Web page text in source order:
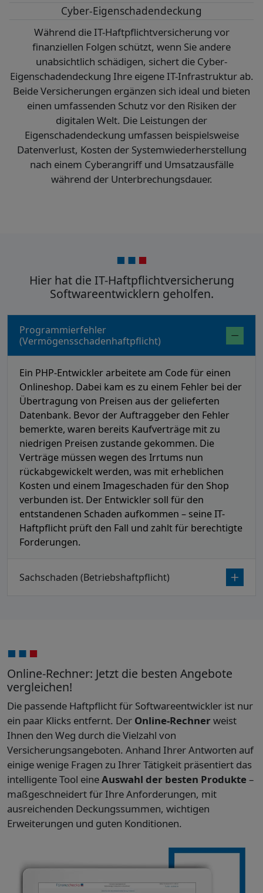
Cyber-Eigenschadendeckung
Während die IT-Haftpflichtversicherung vor
finanziellen Folgen schützt, wenn Sie andere
unabsichtlich schädigen, sichert die Cyber-
Eigenschadendeckung Ihre eigene IT-Infrastruktur ab.
Beide Versicherungen ergänzen sich ideal und bieten
einen umfassenden Schutz vor den Risiken der
digitalen Welt. Die Leistungen der
Eigenschadendeckung umfassen beispielsweise
Datenverlust, Kosten der Systemwiederherstellung
nach einem Cyberangriff und Umsatzausfälle
während der Unterbrechungsdauer.
Hier hat die IT-Haftpflichtversicherung
Softwareentwicklern geholfen.
Programmierfehler
(Vermögensschadenhaftpflicht)
Ein PHP-Entwickler arbeitete am Code für einen
Onlineshop. Dabei kam es zu einem Fehler bei der
Übertragung von Preisen aus der gelieferten
Datenbank. Bevor der Auftraggeber den Fehler
bemerkte, waren bereits Kaufverträge mit zu
niedrigen Preisen zustande gekommen. Die
Verträge müssen wegen des Irrtums nun
rückabgewickelt werden, was mit erheblichen
Kosten und einem Imageschaden für den Shop
verbunden ist. Der Entwickler soll für den
entstandenen Schaden aufkommen – seine IT-
Haftpflicht prüft den Fall und zahlt für berechtigte
Forderungen.
Sachschaden (Betriebshaftpflicht)
Online-Rechner: Jetzt die besten Angebote
vergleichen!
Die passende Haftpflicht für Softwareentwickler ist nur
ein paar Klicks entfernt. Der Online-Rechnerweist
Ihnen den Weg durch die Vielzahl von
Versicherungsangeboten. Anhand Ihrer Antworten auf
einige wenige Fragen zu Ihrer Tätigkeit präsentiert das
intelligente Tool eineAuswahl der besten Produkte–
maßgeschneidert für Ihre Anforderungen, mit
ausreichenden Deckungssummen, wichtigen
Erweiterungen und guten Konditionen.